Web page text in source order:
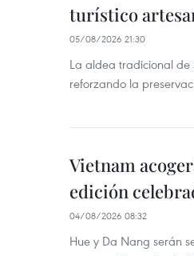
turístico
05/08/2026 21:30
La aldea tradicional de
reforzando la
Vietnam
edición
04/08/2026 08:32
Hue y Da Nang serán